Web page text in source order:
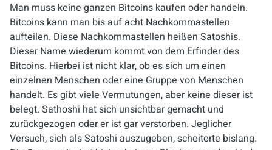
Man muss keine ganzen Bitcoins kaufen oder handeln.
Bitcoins kann man bis auf acht Nachkommastellen
aufteilen. Diese Nachkommastellen heißen Satoshis.
Dieser Name wiederum kommt von dem Erfinder des
Bitcoins. Hierbei ist nicht klar, ob es sich um einen
einzelnen Menschen oder eine Gruppe von Menschen
handelt. Es gibt viele Vermutungen, aber keine dieser ist
belegt. Sathoshi hat sich unsichtbar gemacht und
zurückgezogen oder er ist gar verstorben. Jeglicher
Versuch, sich als Satoshi auszugeben, scheiterte bislang.